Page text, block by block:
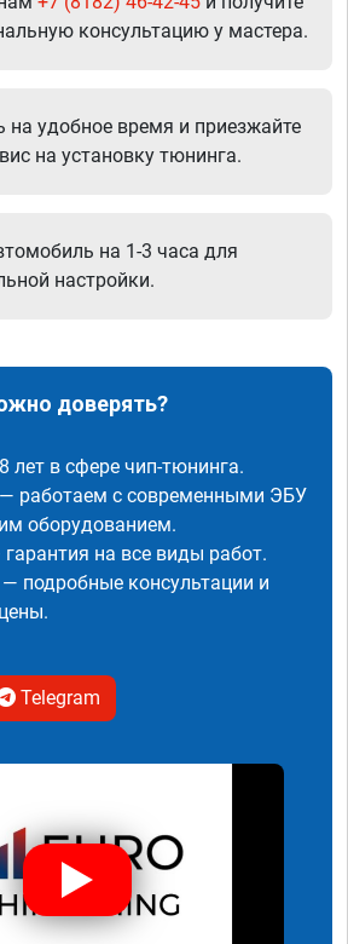
консультацию у мастера.
на удобное время и приезжайте
на установку тюнинга.
на 1-3 часа для
настройки.
доверять?
лет в сфере чип-тюнинга.
— работаем с современными ЭБУ
оборудованием.
на все виды работ.
подробные консультации и
Telegram